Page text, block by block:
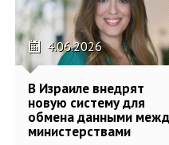
4.06.2026
В Израиле внедрят
новую систему для
обмена данными
министерствами